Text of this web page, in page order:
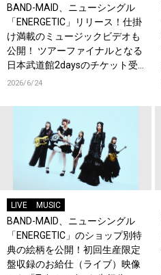
BAND-MAID、ニューシングル
「ENERGETIC」リリース！仕掛
け満載のミュージックビデオも
公開！ ツアーファイナルとなる
日本武道館2daysのチケット受
付もスタート！
2026/6/24
LIVE MUSIC
BAND-MAID、ニューシングル
「ENERGETIC」のショップ別特
典の絵柄を公開！初回生産限定
盤収録のお給仕（ライブ）映像